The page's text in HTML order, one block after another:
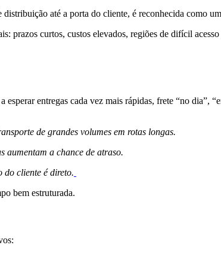
até a porta do cliente, é reconhecida como
prazos curtos, custos elevados, regiões de difícil
entregas cada vez mais rápidas, frete “no dia”,
de grandes volumes em rotas longas.
aumentam a chance de atraso.
do cliente é direto.
bem estruturada.